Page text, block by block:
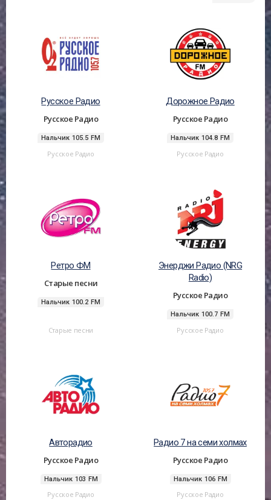
Русское Радио
Русское Радио
Нальчик 105.5 FM
Русское Радио
Дорожное Радио
Русское Радио
Нальчик 104.8 FM
Русское Радио
Ретро ФМ
Старые песни
Нальчик 100.2 FM
Старые песни
Энерджи Радио (NRG
Radio)
Русское Радио
Нальчик 100.7 FM
Русское Радио
Авторадио
Русское Радио
Нальчик 103 FM
Русское Радио
Радио 7 на семи холмах
Русское Радио
Нальчик 106 FM
Русское Радио